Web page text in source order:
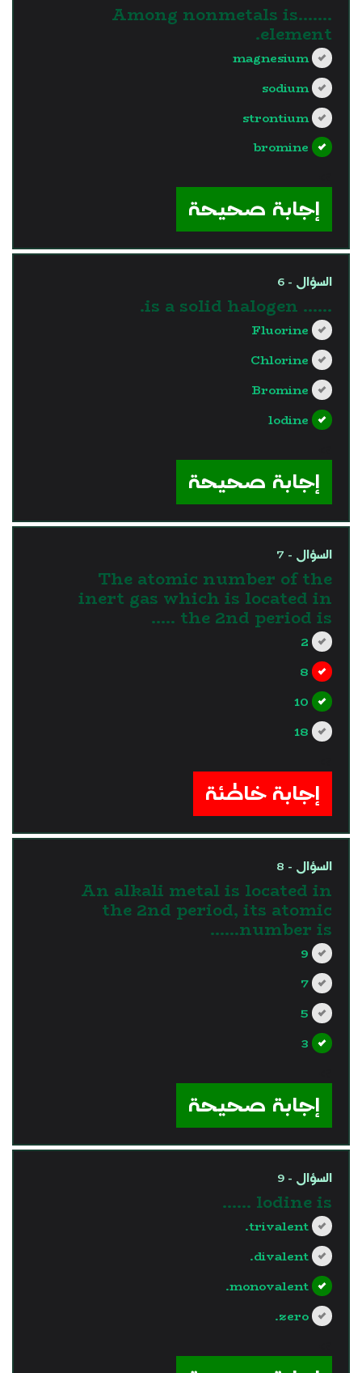
Among nonmetals is…….
element.
magnesium
sodium
strontium
bromine
إجابة صحيحة
السؤال - 6
...... is a solid halogen.
Fluorine
Chlorine
Bromine
lodine
إجابة صحيحة
السؤال - 7
The atomic number of the
inert gas which is located in
the 2nd period is …..
2
8
10
18
إجابة خاطئة
السؤال - 8
An alkali metal is located in
the 2nd period, its atomic
number is……
9
7
5
3
إجابة صحيحة
السؤال - 9
lodine is ……
trivalent.
divalent.
monovalent.
zero.